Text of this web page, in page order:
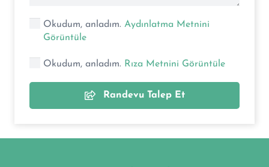
Okudum, anladım. Aydınlatma Metnini
Görüntüle
Okudum, anladım. Rıza Metnini Görüntüle
Randevu Talep Et